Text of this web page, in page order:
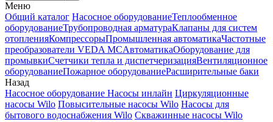
Меню
Общий каталог Насосное оборудованиеТеплообменное
оборудованиеТрубопроводная арматураКлапаны для систем
отопленияКомпрессорыПромышленная автоматикаЧастотные
преобразователи VEDA MCАвтоматикаОборудование для
промывкиСчетчики тепла и диспетчеризацияВентиляционное
оборудованиеПожарное оборудованиеРасширительные баки
Назад
Насосное оборудование Насосы инлайн Циркуляционные
насосы Wilo Повысительные насосы Wilo Насосы для
бытового водоснабжения Wilo Скважинные насосы Wilo